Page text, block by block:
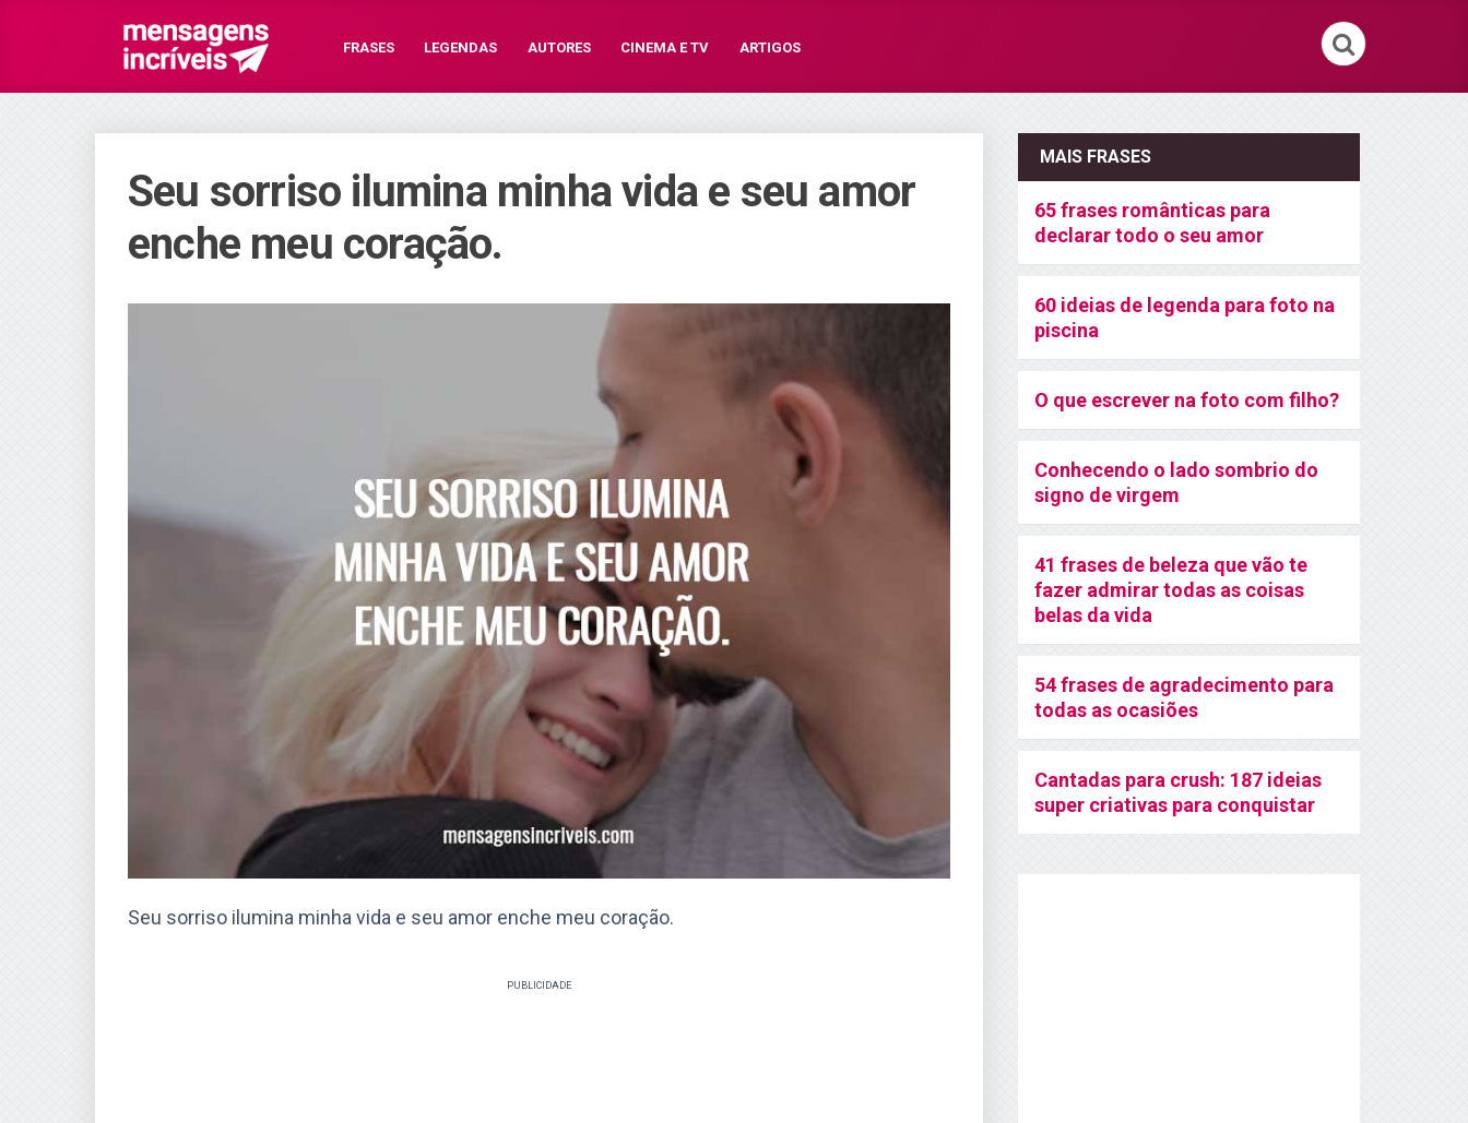
FRASES LEGENDAS AUTORES CINEMA E TV ARTIGOS
Seu sorriso ilumina minha vida e seu amor
enche meu coração.
Seu sorriso ilumina minha vida e seu amor enche meu coração.
PUBLICIDADE
MAIS FRASES
65 frases românticas para
declarar todo o seu amor
60 ideias de legenda para foto na
piscina
O que escrever na foto com filho?
Conhecendo o lado sombrio do
signo de virgem
41 frases de beleza que vão te
fazer admirar todas as coisas
belas da vida
54 frases de agradecimento para
todas as ocasiões
Cantadas para crush: 187 ideias
super criativas para conquistar